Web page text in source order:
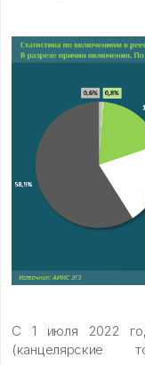
С 1 июля 2022
(канцелярские